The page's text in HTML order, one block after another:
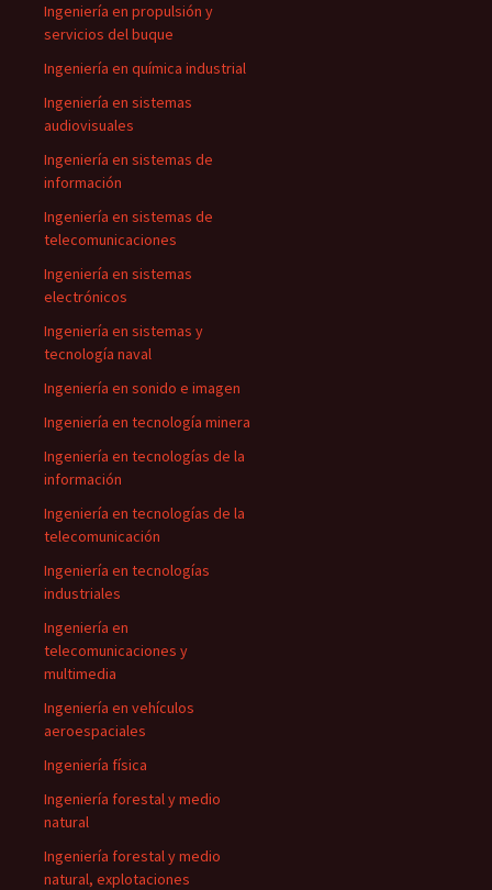
Ingeniería en propulsión y
servicios del buque
Ingeniería en química industrial
Ingeniería en sistemas
audiovisuales
Ingeniería en sistemas de
información
Ingeniería en sistemas de
telecomunicaciones
Ingeniería en sistemas
electrónicos
Ingeniería en sistemas y
tecnología naval
Ingeniería en sonido e imagen
Ingeniería en tecnología minera
Ingeniería en tecnologías de la
información
Ingeniería en tecnologías de la
telecomunicación
Ingeniería en tecnologías
industriales
Ingeniería en
telecomunicaciones y
multimedia
Ingeniería en vehículos
aeroespaciales
Ingeniería física
Ingeniería forestal y medio
natural
Ingeniería forestal y medio
natural, explotaciones